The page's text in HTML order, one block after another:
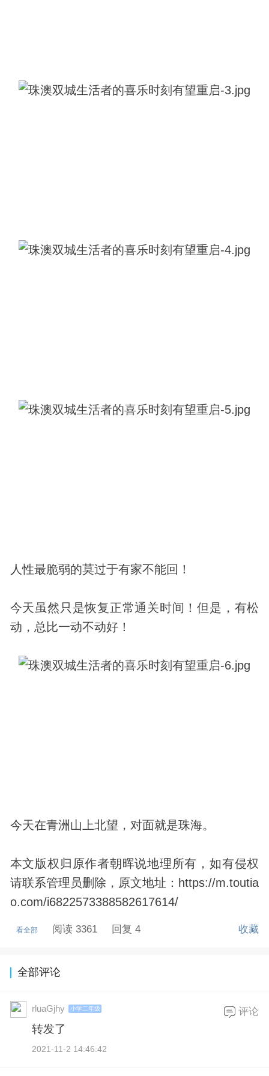
人性最脆弱的莫过于有家不能回！
今天虽然只是恢复正常通关时间！但是，有松
动，总比一动不动好！
今天在青洲山上北望，对面就是珠海。
本文版权归原作者朝晖说地理所有，如有侵权
请联系管理员删除，原文地址：https://m.toutia
o.com/i6822573388582617614/
看全部 阅读 3361 回复 4 收藏
全部评论
rluaGjhy 小学二年级
转发了
2021-11-2 14:46:42
评论